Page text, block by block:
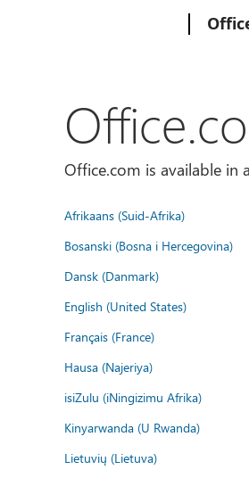
Office.com is available in
Afrikaans (Suid-Afrika)
Bosanski (Bosna i Hercegovina)
Dansk (Danmark)
English (United States)
Français (France)
Hausa (Najeriya)
isiZulu (iNingizimu Afrika)
Kinyarwanda (U Rwanda)
Lietuvių (Lietuva)